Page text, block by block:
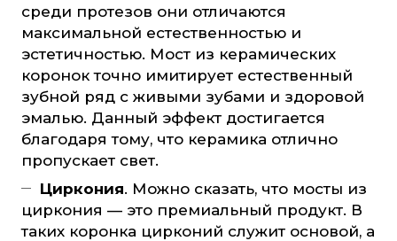
среди протезов они отличаются
максимальной естественностью и
эстетичностью. Мост из керамических
коронок точно имитирует естественный
зубной ряд с живыми зубами и здоровой
эмалью. Данный эффект достигается
благодаря тому, что керамика отлично
пропускает свет.
Циркония. Можно сказать, что мосты из
циркония — это премиальный продукт. В
таких коронка цирконий служит основой, а